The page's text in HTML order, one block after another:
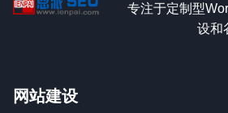
专注于定制型
设和
网站建设